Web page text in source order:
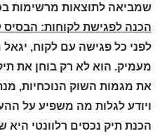
שמביאה לתוצאות מרשימות
הכנה לפגישת לקוחות:
לפני כל פגישה עם לקוח,
מעמיק. הוא לא רק בוחן את
את מגמות השוק הנוכחיות,
ויודע לגלות מה משפיע על
הכנת תיק נכסים רלוונטי